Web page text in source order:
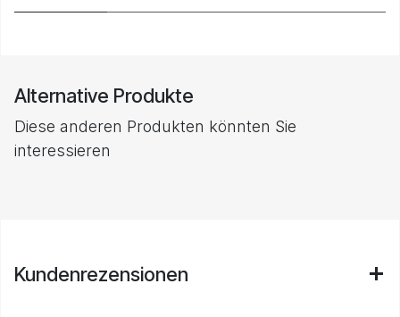
Alternative Produkte
Diese anderen Produkten könnten Sie
interessieren
Kundenrezensionen